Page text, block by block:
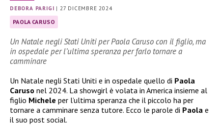
DEBORA PARIGI | 27 DICEMBRE 2024
PAOLA CARUSO
Un Natale negli Stati Uniti per Paola Caruso con il figlio, ma
in ospedale per l’ultima speranza per farlo tornare a
camminare
Un Natale negli Stati Uniti e in ospedale quello di Paola
Caruso nel 2024. La showgirl è volata in America insieme al
figlio Michele per l’ultima speranza che il piccolo ha per
tornare a camminare senza tutore. Ecco le parole di Paola e
il suo post social.